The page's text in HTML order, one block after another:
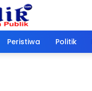
Peristiwa Politik